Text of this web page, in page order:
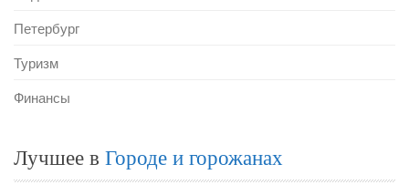
Петербург
Туризм
Финансы
Лучшее в Городе и горожанах